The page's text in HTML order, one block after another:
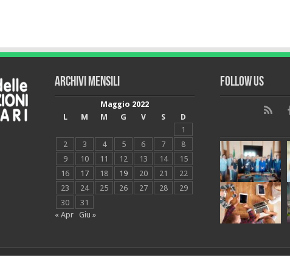
Archivi mensili
Maggio 2022
L
M M G V S
D
1
2
3 4 5 6 7
8
9
10 11 12 13 14
15
16
17 18 19 20 21
22
23
24 25 26 27 28
29
30
31
« Apr
Giu »
Follow Us